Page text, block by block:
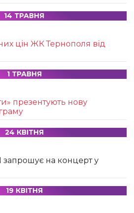
14 ТРАВНЯ
цін ЖК Тернополя від
1 ТРАВНЯ
презентують нову
24 КВІТНЯ
запрошує на концерт у
19 КВІТНЯ